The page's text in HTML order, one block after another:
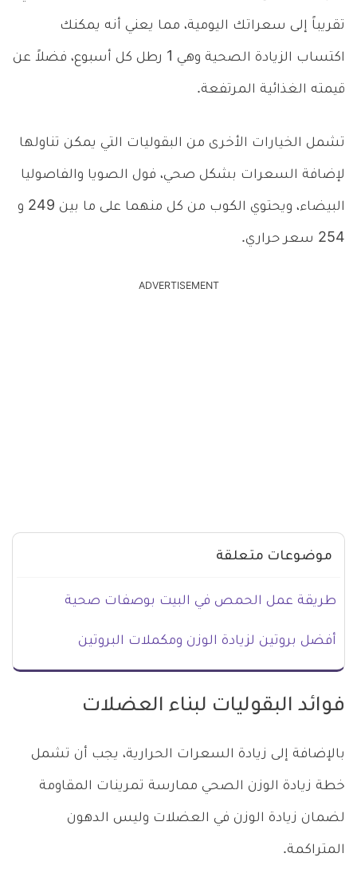
تقريباً إلى سعراتك اليومية، مما يعني أنه يمكنك
اكتساب الزيادة الصحية وهي 1 رطل كل أسبوع، فضلاً عن
قيمته الغذائية المرتفعة.
تشمل الخيارات الأخرى من البقوليات التي يمكن تناولها
لإضافة السعرات بشكل صحي، فول الصويا والفاصوليا
البيضاء، ويحتوي الكوب من كل منهما على ما بين 249 و
254 سعر حراري.
ADVERTISEMENT
موضوعات متعلقة
طريقة عمل الحمص في البيت بوصفات صحية
أفضل بروتين لزيادة الوزن ومكملات البروتين
فوائد البقوليات لبناء العضلات
بالإضافة إلى زيادة السعرات الحرارية، يجب أن تشمل
خطة زيادة الوزن الصحي ممارسة تمرينات المقاومة
لضمان زيادة الوزن في العضلات وليس الدهون
المتراكمة.